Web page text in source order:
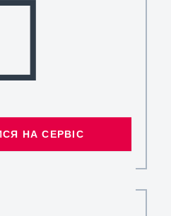
НА СЕРВІС